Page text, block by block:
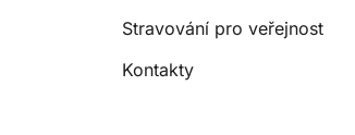
Stravování pro veřejnost
Kontakty